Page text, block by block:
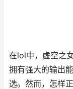
在lol中，虚空之
拥有强大的输出
选。然而，怎样